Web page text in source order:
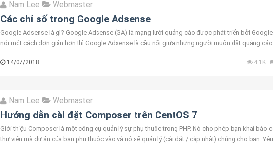
Nam Lee Webmaster
Các chỉ số trong Google Adsense
Google Adsense là gì? Google Adsense (GA) là mạng lưới quảng cáo được phát triển bởi Google,
nói một cách đơn giản hơn thì Google Adsense là cầu nối giữa những người muốn đặt quảng cáo
14/07/2018 4.1K
Nam Lee Webmaster
Hướng dẫn cài đặt Composer trên CentOS 7
Giới thiệu Composer là một công cụ quản lý sự phụ thuộc trong PHP. Nó cho phép bạn khai báo
thư viện mà dự án của bạn phụ thuộc vào và nó sẽ quản lý (cài đặt / cập nhật) chúng cho bạn. Yêu